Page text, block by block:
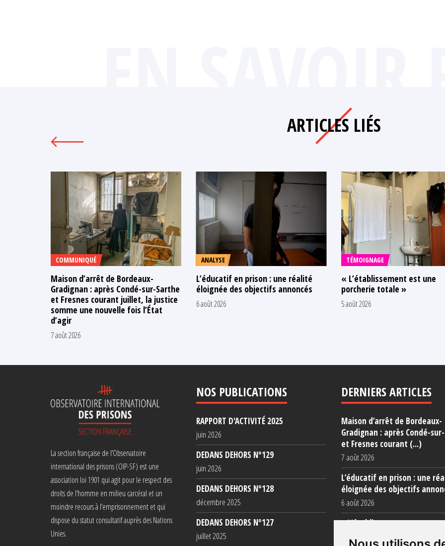
ARTICLES LIÉS
COMMUNIQUÉ
Maison d’arrêt de Bordeaux-
Gradignan : après Condé-sur-Sarthe
et Fresnes courant juillet, la justice
somme une nouvelle fois l’État
d’agir
7 août 2026
ANALYSE
L’éducatif en prison : une réalité
éloignée des objectifs annoncés
6 août 2026
TÉMOIGNAGE
« L’établissement est une
porcherie totale »
5 août 2026
La section française de l’Observatoire
international des prisons (OIP-SF) est une
association loi 1901 qui agit pour le respect des
droits de l’homme en milieu carcéral et un
moindre recours à l’emprisonnement et qui
dispose du statut consultatif auprès des Nations
Unies.
NOS PUBLICATIONS
RAPPORT D'ACTIVITÉ 2025
juin 2026
DEDANS DEHORS N°129
juin 2026
DEDANS DEHORS N°128
décembre 2025
DEDANS DEHORS N°127
juillet 2025
DERNIERS ARTICLES
Maison d’arrêt de Bordeaux-
Gradignan : après Condé-
et Fresnes courant (...)
7 août 2026
L’éducatif en prison : une
éloignée des objectifs
6 août 2026
« L’établissement est une